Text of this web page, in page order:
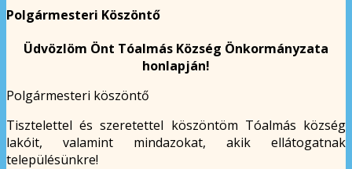
Polgármesteri Köszöntő
Üdvözlöm Önt Tóalmás Község Önkormányzata
honlapján!
Polgármesteri köszöntő
Tisztelettel és szeretettel köszöntöm Tóalmás község
lakóit, valamint mindazokat, akik ellátogatnak
településünkre!